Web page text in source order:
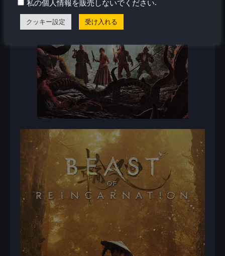
私の個人情報を販売しないでください.
クッキー設定 受け入れる